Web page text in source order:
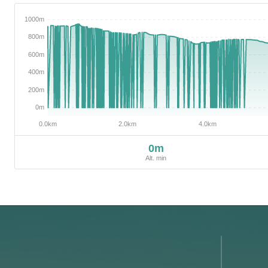
0m
Alt. min